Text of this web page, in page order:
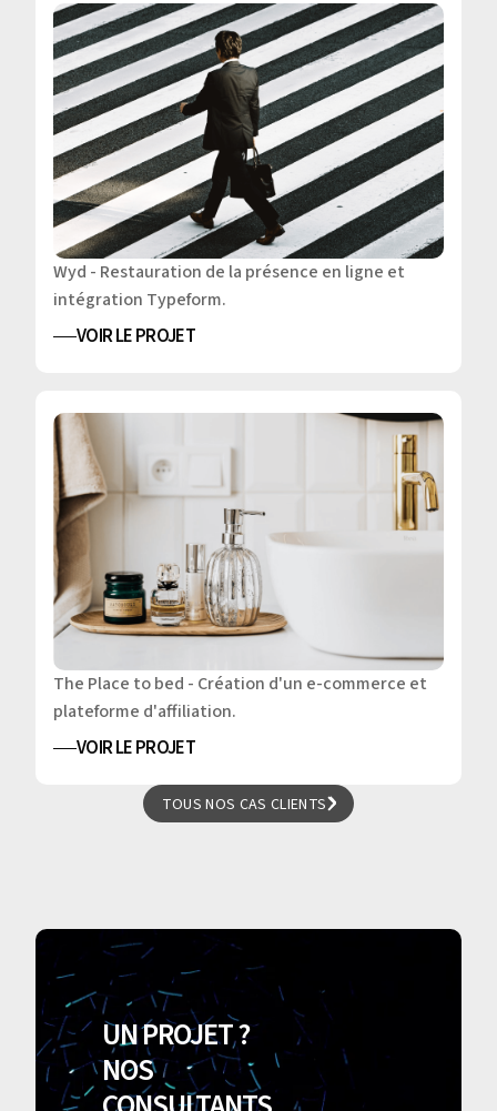
Wyd - Restauration de la présence en ligne et
intégration Typeform.
VOIR LE PROJET
The Place to bed - Création d'un e-commerce et
plateforme d'affiliation.
VOIR LE PROJET
TOUS NOS CAS CLIENTS
TOUS NOS CAS CLIENTS
UN PROJET ?
NOS